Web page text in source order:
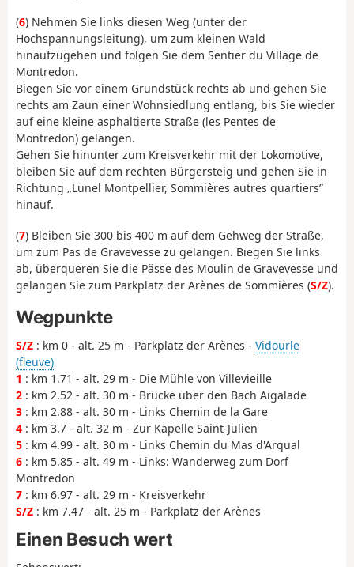
(6) Nehmen Sie links diesen Weg (unter der
Hochspannungsleitung), um zum kleinen Wald
hinaufzugehen und folgen Sie dem Sentier du Village de
Montredon.
Biegen Sie vor einem Grundstück rechts ab und gehen Sie
rechts am Zaun einer Wohnsiedlung entlang, bis Sie wieder
auf eine kleine asphaltierte Straße (les Pentes de
Montredon) gelangen.
Gehen Sie hinunter zum Kreisverkehr mit der Lokomotive,
bleiben Sie auf dem rechten Bürgersteig und gehen Sie in
Richtung „Lunel Montpellier, Sommières autres quartiers”
hinauf.
(7) Bleiben Sie 300 bis 400 m auf dem Gehweg der Straße,
um zum Pas de Gravevesse zu gelangen. Biegen Sie links
ab, überqueren Sie die Pässe des Moulin de Gravevesse und
gelangen Sie zum Parkplatz der Arènes de Sommières (S/Z).
Wegpunkte
S/Z : km 0 - alt. 25 m - Parkplatz der Arènes - Vidourle
(fleuve)
1 : km 1.71 - alt. 29 m - Die Mühle von Villevieille
2 : km 2.52 - alt. 30 m - Brücke über den Bach Aigalade
3 : km 2.88 - alt. 30 m - Links Chemin de la Gare
4 : km 3.7 - alt. 32 m - Zur Kapelle Saint-Julien
5 : km 4.99 - alt. 30 m - Links Chemin du Mas d'Arqual
6 : km 5.85 - alt. 49 m - Links: Wanderweg zum Dorf
Montredon
7 : km 6.97 - alt. 29 m - Kreisverkehr
S/Z : km 7.47 - alt. 25 m - Parkplatz der Arènes
Einen Besuch wert